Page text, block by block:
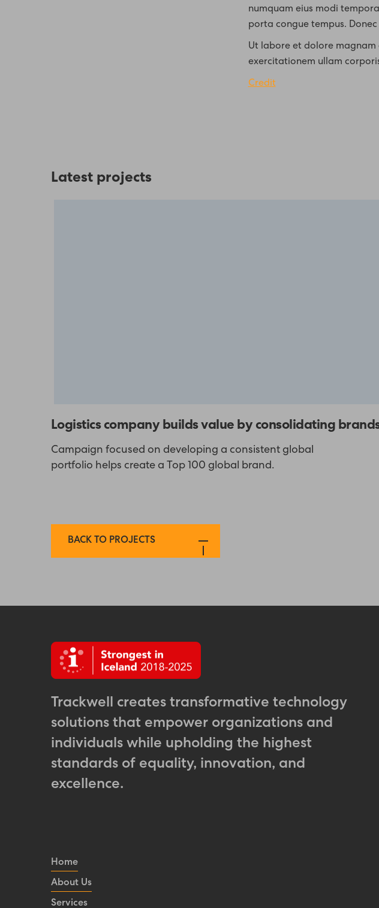
numquam eius modi
porta congue tempus.
Ut labore et dolore
exercitationem ullam
Credit
Latest projects
Logistics company builds value by consolidating
Campaign focused on developing a consistent global
portfolio helps create a Top 100 global brand.
BACK TO PROJECTS
Trackwell creates transformative technology
solutions that empower organizations and
individuals while upholding the highest
standards of equality, innovation, and
excellence.
Home
About Us
Services